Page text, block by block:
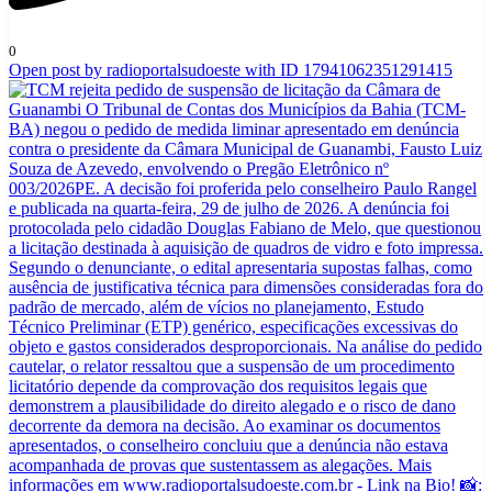
0
Open post by radioportalsudoeste with ID 17941062351291415